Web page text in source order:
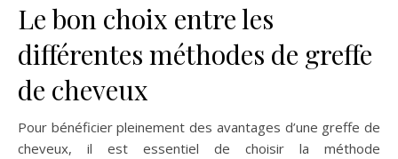
Le bon choix entre les
différentes méthodes de greffe
de cheveux
Pour bénéficier pleinement des avantages d’une greffe de
cheveux, il est essentiel de choisir la méthode